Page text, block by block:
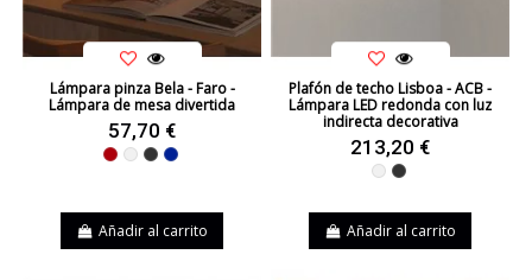
Lámpara pinza Bela - Faro -
Lámpara de mesa divertida
57,70 €
RojoBlanco
Negro
Azul
Añadir al carrito
Plafón de techo Lisboa - ACB -
Lámpara LED redonda con luz
indirecta decorativa
213,20 €
BlancoNegro
Añadir al carrito